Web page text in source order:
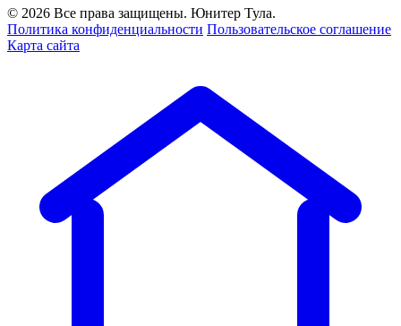
© 2026 Все права защищены. Юнитер Тула.
Политика конфиденциальности Пользовательское соглашение
Карта сайта